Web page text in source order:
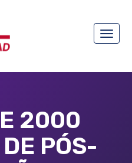
Toggle
2000
PÓS-